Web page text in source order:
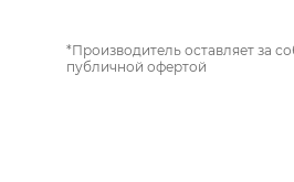
*Производитель оставляет за
публичной офертой